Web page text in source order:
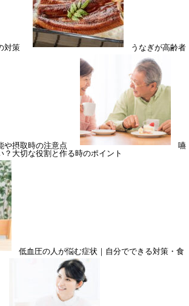
対策 うなぎが高齢者
や摂取時の注意点
嚥
？大切な役割と作る時のポイント
低血圧の人が悩む症状｜自分でできる対策・食